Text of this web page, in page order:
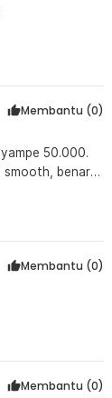
Membantu (0)
50.000.
smooth, benar-
berisik.
Membantu (0)
Membantu (0)